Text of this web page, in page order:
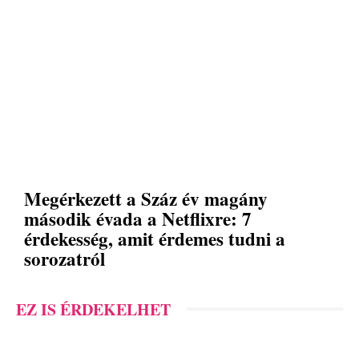
Megérkezett a Száz év magány
második évada a Netflixre: 7
érdekesség, amit érdemes tudni a
sorozatról
EZ IS ÉRDEKELHET